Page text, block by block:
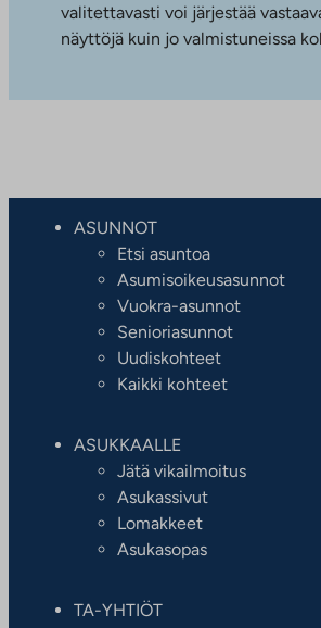
valitettavasti voi järjestää
näyttöjä kuin jo valmistuneissa
ASUNNOT
Etsi asuntoa
Asumisoikeusasunnot
Vuokra-asunnot
Senioriasunnot
Uudiskohteet
Kaikki kohteet
ASUKKAALLE
Jätä vikailmoitus
Asukassivut
Lomakkeet
Asukasopas
TA-YHTIÖT